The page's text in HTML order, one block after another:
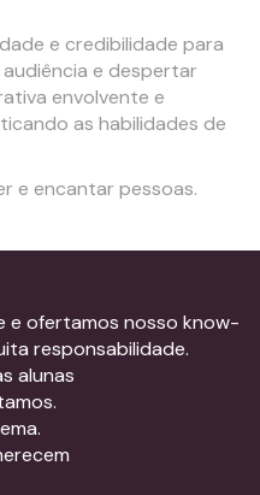
e credibilidade para
e despertar
envolvente e
as habilidades de
e encantar pessoas.
e ofertamos nosso know-
responsabilidade.
alunas